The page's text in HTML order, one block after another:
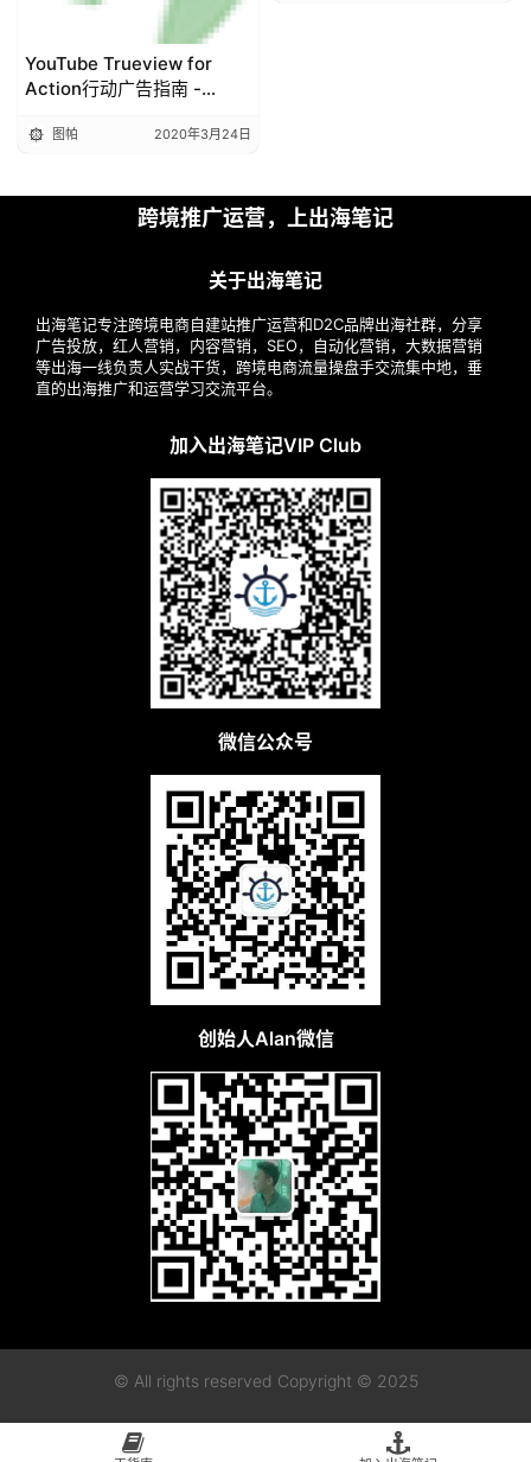
YouTube Trueview for
Action行动广告指南 -
图帕 2020年3月24日
跨境推广运营，上出海笔记
关于出海笔记
出海笔记专注跨境电商自建站推广运营和D2C品牌出海社群，分享
广告投放，红人营销，内容营销，SEO，自动化营销，大数据营销
等出海一线负责人实战干货，跨境电商流量操盘手交流集中地，垂
直的出海推广和运营学习交流平台。
加入出海笔记VIP Club
微信公众号
创始人Alan微信
© All rights reserved Copyright © 2025
粤ICP备2023115955号-1 粤公网安备44010402003128